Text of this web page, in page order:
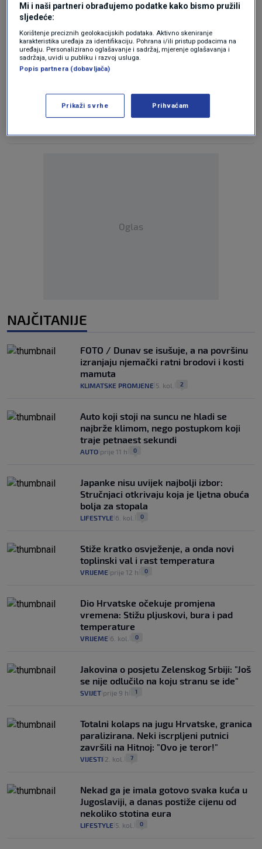
Pošalji komentar
Pročitaj komentare (2)
Pratite nas na društvenim mrežama
Oglas
NAJČITANIJE
FOTO / Dunav se isušuje, a na površinu
izranjaju njemački ratni brodovi i kosti
mamuta
KLIMATSKE PROMJENE 5. kol. 2
Auto koji stoji na suncu ne hladi se
najbrže klimom, nego postupkom koji
traje petnaest sekundi
AUTO prije 11 h 0
Japanke nisu uvijek najbolji izbor:
Stručnjaci otkrivaju koja je ljetna obuća
bolja za stopala
LIFESTYLE 6. kol. 0
Stiže kratko osvježenje, a onda novi
toplinski val i rast temperatura
VRIJEME prije 12 h 0
Dio Hrvatske očekuje promjena
vremena: Stižu pljuskovi, bura i pad
temperature
VRIJEME 6. kol. 0
Jakovina o posjetu Zelenskog Srbiji: "Još
se nije odlučilo na koju stranu se ide"
SVIJET prije 9 h 1
Totalni kolaps na jugu Hrvatske, granica
paralizirana. Neki iscrpljeni putnici
završili na Hitnoj: "Ovo je teror!"
VIJESTI 2. kol. 7
Nekad ga je imala gotovo svaka kuća u
Jugoslaviji, a danas postiže cijenu od
nekoliko stotina eura
LIFESTYLE 5. kol. 0
Mi i naši partneri obrađujemo podatke kako bismo pružili
sljedeće:
Korištenje preciznih geolokacijskih podataka. Aktivno skeniranje
karakteristika uređaja za identifikaciju. Pohrana i/ili pristup podacima na
uređaju. Personalizirano oglašavanje i sadržaj, mjerenje oglašavanja i
sadržaja, uvidi u publiku i razvoj usluga.
Popis partnera (dobavljača)
Prikaži svrhe Prihvaćam